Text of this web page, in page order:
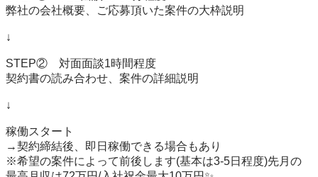
弊社の会社概要、ご応募頂いた案件の大枠説明
↓
STEP②　対面面談1時間程度
契約書の読み合わせ、案件の詳細説明
↓
稼働スタート
→契約締結後、即日稼働できる場合もあり
※希望の案件によって前後します(基本は3-5日程度)先月の